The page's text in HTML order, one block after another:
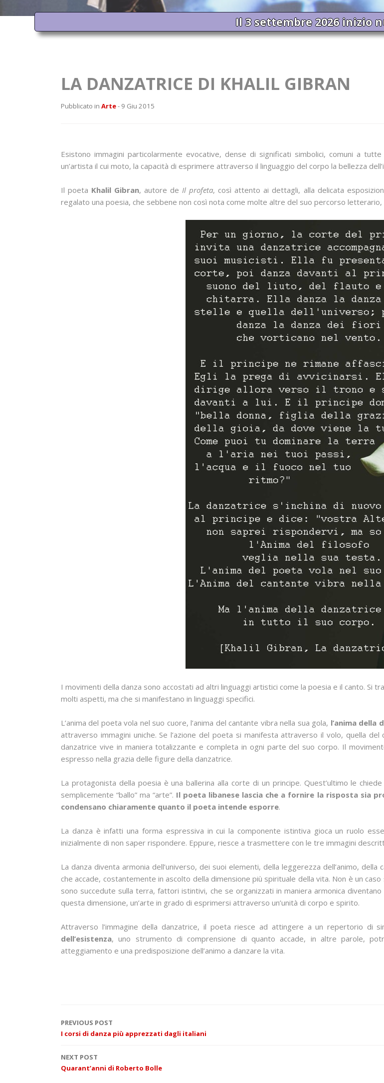
Il 3 settembre 2026 inizio
LA DANZATRICE DI KHALIL GIBRAN
Pubblicato in Arte- 9 Giu 2015
Esistono immagini particolarmente evocative, dense di significati simbolici, comuni a
un’artista il cui moto, la capacità di esprimere attraverso il linguaggio del corpo la bellezza
Il poeta Khalil Gibran, autore deIl profeta, così attento ai dettagli, alla delicata
regalato una poesia, che sebbene non così nota come molte altre del suo percorso letterario,
I movimenti della danza sono accostati ad altri linguaggi artistici come la poesia e il canto. Si
molti aspetti, ma che si manifestano in linguaggi specifici.
L’anima del poeta vola nel suo cuore, l’anima del cantante vibra nella sua gola, l’anima
attraverso immagini uniche. Se l’azione del poeta si manifesta attraverso il volo, quella
danzatrice vive in maniera totalizzante e completa in ogni parte del suo corpo. Il
espresso nella grazia delle figure della danzatrice.
La protagonista della poesia è una ballerina alla corte di un principe. Quest’ultimo le
semplicemente “ballo” ma “arte”. Il poeta libanese lascia che a fornire la risposta sia
condensano chiaramente quanto il poeta intende esporre.
La danza è infatti una forma espressiva in cui la componente istintiva gioca un ruolo
inizialmente di non saper rispondere. Eppure, riesce a trasmettere con le tre immagini
La danza diventa armonia dell’universo, dei suoi elementi, della leggerezza dell’animo,
che accade, costantemente in ascolto della dimensione più spirituale della vita. Non è un
sono succedute sulla terra, fattori istintivi, che se organizzati in maniera armonica
questa dimensione, un’arte in grado di esprimersi attraverso un’unità di corpo e spirito.
Attraverso l’immagine della danzatrice, il poeta riesce ad attingere a un repertorio di
dell’esistenza, uno strumento di comprensione di quanto accade, in altre parole,
atteggiamento e una predisposizione dell’animo a danzare la vita.
P
s
PREVIOUS POST
I corsi di danza più apprezzati dagli italiani
NEXT POST
Quarant’anni di Roberto Bolle